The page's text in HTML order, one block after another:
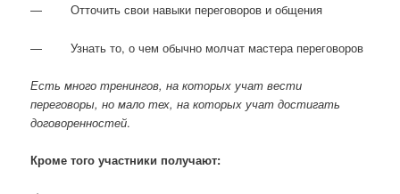
— Отточить свои навыки переговоров и общения
— Узнать то, о чем обычно молчат мастера переговоров
Есть много тренингов, на которых учат вести
переговоры, но мало тех, на которых учат достигать
договоренностей.
Кроме того участники получают: